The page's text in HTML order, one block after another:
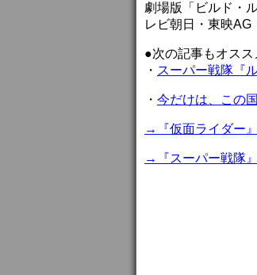
劇場版「ビルド・
レビ朝日・東映AG
●次の記事もオ
・ スーパー戦隊『
・ 今だけは、この
→『仮面ライダー
→『スーパー戦隊